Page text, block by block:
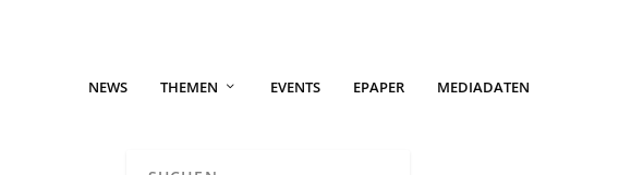
NEWS THEMEN EVENTS EPAPER MEDIADATEN